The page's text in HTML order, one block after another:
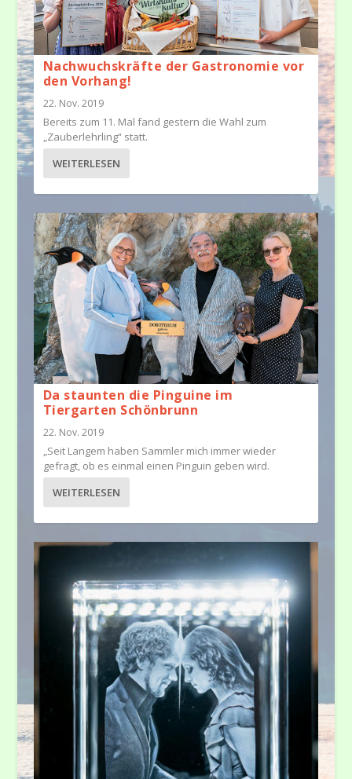
Nachwuchskräfte der Gastronomie vor
den Vorhang!
22. Nov. 2019
Bereits zum 11. Mal fand gestern die Wahl zum
„Zauberlehrling“ statt.
WEITERLESEN
Da staunten die Pinguine im
Tiergarten Schönbrunn
22. Nov. 2019
„Seit Langem haben Sammler mich immer wieder
gefragt, ob es einmal einen Pinguin geben wird.
WEITERLESEN